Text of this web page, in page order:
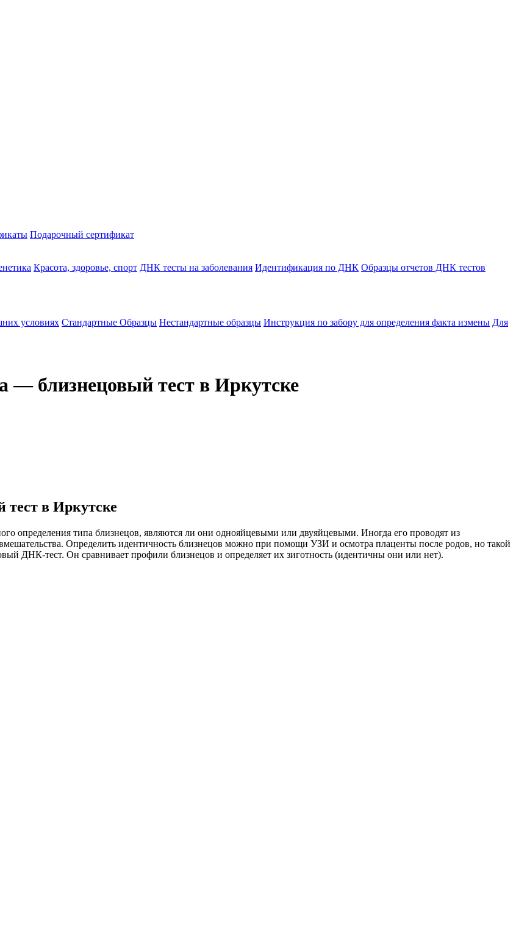
Подарочный сертификат
Красота, здоровье, спорт ДНК тесты на заболевания Идентификация по ДНК Образцы отчетов ДНК тестов
условиях Стандартные Образцы Нестандартные образцы Инструкция по забору для определения факта измены Для
— близнецовый тест в Иркутске
тест в Иркутске
определения типа близнецов, являются ли они однояйцевыми или двуяйцевыми. Иногда его проводят из
Определить идентичность близнецов можно при помощи УЗИ и осмотра плаценты после родов, но такой
ДНК-тест. Он сравнивает профили близнецов и определяет их зиготность (идентичны они или нет).